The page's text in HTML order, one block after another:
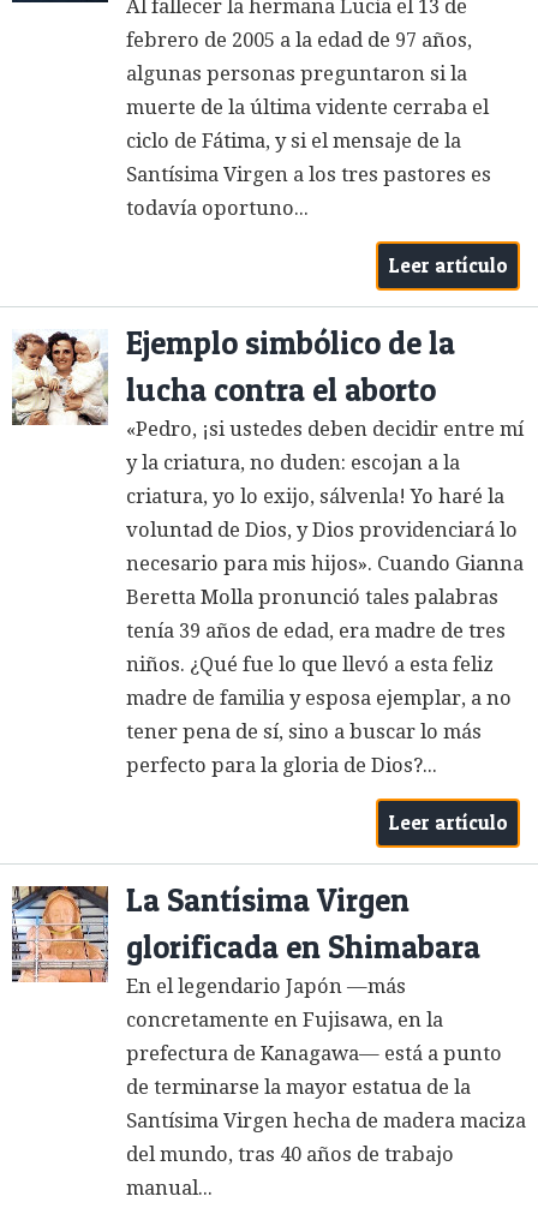
Al fallecer la hermana Lucía el 13 de
febrero de 2005 a la edad de 97 años,
algunas personas preguntaron si la
muerte de la última vidente cerraba el
ciclo de Fátima, y si el mensaje de la
Santísima Virgen a los tres pastores es
todavía oportuno...
Leer artículo
Ejemplo simbólico de la
lucha contra el aborto
«Pedro, ¡si ustedes deben decidir entre mí
y la criatura, no duden: escojan a la
criatura, yo lo exijo, sálvenla! Yo haré la
voluntad de Dios, y Dios providenciará lo
necesario para mis hijos». Cuando Gianna
Beretta Molla pronunció tales palabras
tenía 39 años de edad, era madre de tres
niños. ¿Qué fue lo que llevó a esta feliz
madre de familia y esposa ejemplar, a no
tener pena de sí, sino a buscar lo más
perfecto para la gloria de Dios?...
Leer artículo
La Santísima Virgen
glorificada en Shimabara
En el legendario Japón —más
concretamente en Fujisawa, en la
prefectura de Kanagawa— está a punto
de terminarse la mayor estatua de la
Santísima Virgen hecha de madera maciza
del mundo, tras 40 años de trabajo
manual...